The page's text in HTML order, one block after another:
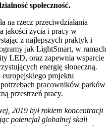
społeczność.
na rzecz przeciwdziałania
jakości życia i pracy w
z najlepszych praktyk i
jak LightSmart, w ramach
LED, oraz zapewnia wsparcie
energię słoneczną.
europejskiego projektu
pracowników parków
przestrzeń pracy.
2019 był rokiem koncentracji
potencjał globalnej skali